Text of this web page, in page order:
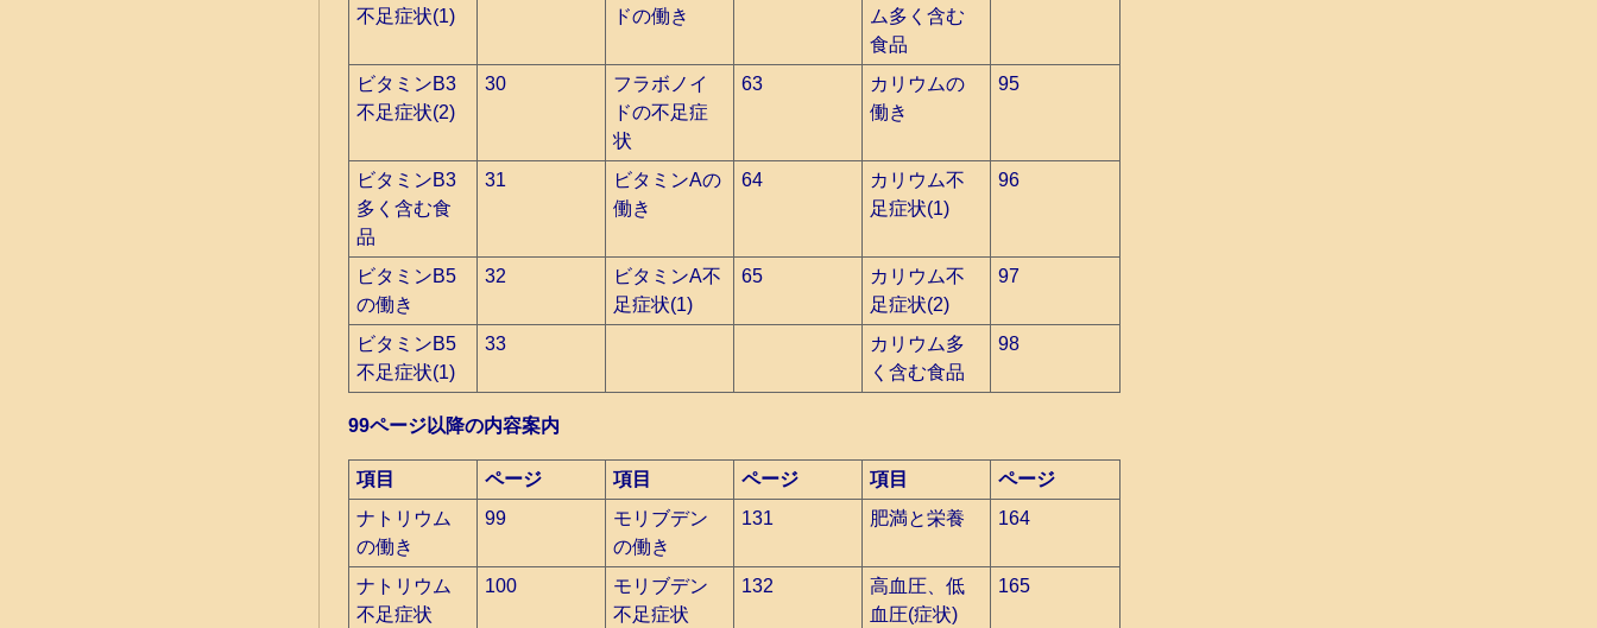
不足症状(1)
ドの働き
ム多く含む
食品
ビタミンB3
不足症状(2)
30
フラボノイ
ドの不足症
状
63
カリウムの
働き
95
ビタミンB3
多く含む食
品
31
ビタミンAの
働き
64
カリウム不
足症状(1)
96
ビタミンB5
の働き
32
ビタミンA不
足症状(1)
65
カリウム不
足症状(2)
97
ビタミンB5
不足症状(1)
33
カリウム多
く含む食品
98
99ページ以降の内容案内
項目 ページ 項目 ページ 項目
ページ
ナトリウム
の働き
99
モリブデン
の働き
131 肥満と栄養 164
ナトリウム
不足症状
100
モリブデン
不足症状
132
高血圧、低
血圧(症状)
165